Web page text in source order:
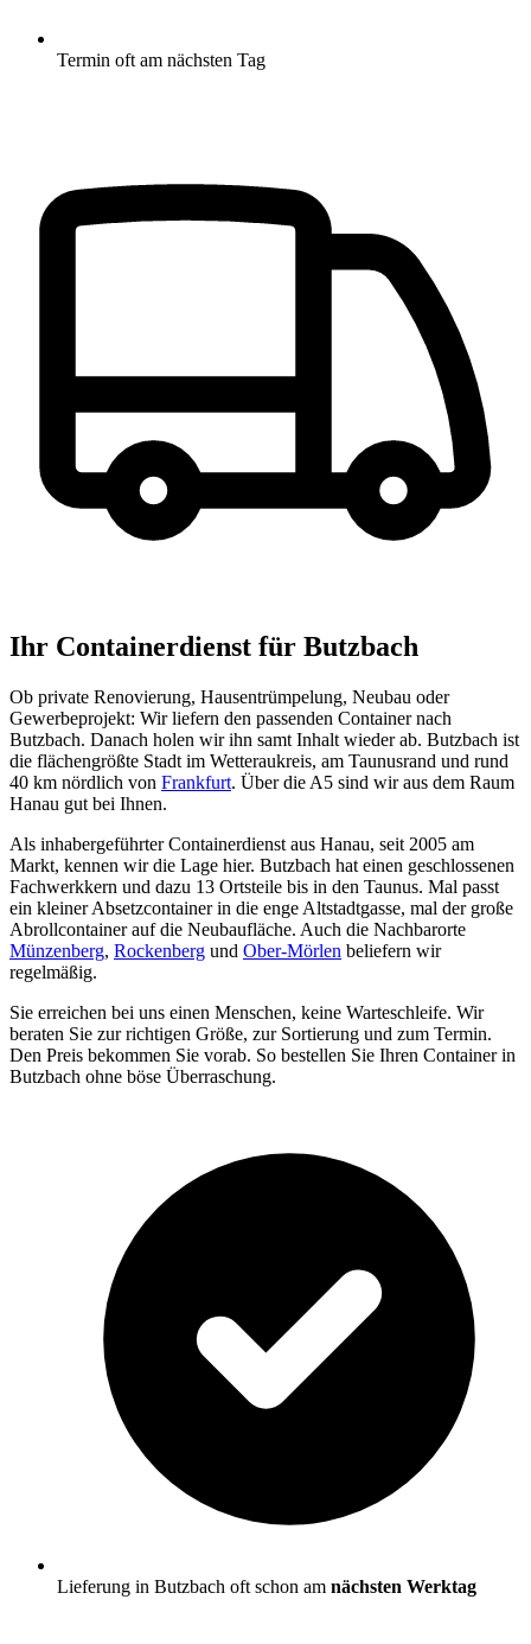
Termin oft am nächsten Tag
Ihr Containerdienst für Butzbach
Ob private Renovierung, Hausentrümpelung, Neubau oder
Gewerbeprojekt: Wir liefern den passenden Container nach
Butzbach. Danach holen wir ihn samt Inhalt wieder ab. Butzbach ist
die flächengrößte Stadt im Wetteraukreis, am Taunusrand und rund
40 km nördlich von Frankfurt. Über die A5 sind wir aus dem Raum
Hanau gut bei Ihnen.
Als inhabergeführter Containerdienst aus Hanau, seit 2005 am
Markt, kennen wir die Lage hier. Butzbach hat einen geschlossenen
Fachwerkkern und dazu 13 Ortsteile bis in den Taunus. Mal passt
ein kleiner Absetzcontainer in die enge Altstadtgasse, mal der große
Abrollcontainer auf die Neubaufläche. Auch die Nachbarorte
Münzenberg, Rockenberg und Ober-Mörlen beliefern wir
regelmäßig.
Sie erreichen bei uns einen Menschen, keine Warteschleife. Wir
beraten Sie zur richtigen Größe, zur Sortierung und zum Termin.
Den Preis bekommen Sie vorab. So bestellen Sie Ihren Container in
Butzbach ohne böse Überraschung.
Lieferung in Butzbach oft schon am nächsten Werktag